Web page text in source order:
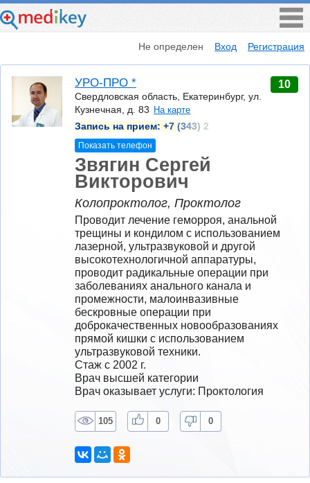
Не определен Вход Регистрация
УРО-ПРО *
Свердловская область, Екатеринбург, ул.
Кузнечная, д. 83 На карте
Запись на прием: +7 (343) 2
Показать телефон
10
Звягин Сергей
Викторович
Колопроктолог, Проктолог
Проводит лечение геморроя, анальной
трещины и кондилом с использованием
лазерной, ультразвуковой и другой
высокотехнологичной аппаратуры,
проводит радикальные операции при
заболеваниях анального канала и
промежности, малоинвазивные
бескровные операции при
доброкачественных новообразованиях
прямой кишки с использованием
ультразвуковой техники.
Стаж с 2002 г.
Врач высшей категории
Врач оказывает услуги: Проктология
105 0 0